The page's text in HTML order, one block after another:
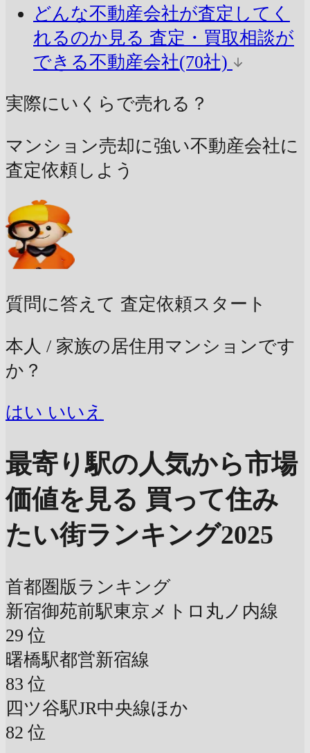
どんな不動産会社が査定してく
れるのか見る 査定・買取相談が
できる不動産会社(70社)
実際にいくらで売れる？
マンション売却に強い不動産会社に
査定依頼しよう
質問に答えて 査定依頼スタート
本人 / 家族の居住用マンションです
か？
はい いいえ
最寄り駅の人気から市場
価値を見る 買って住み
たい街ランキング2025
首都圏版ランキング
新宿御苑前駅東京メトロ丸ノ内線
29位
曙橋駅都営新宿線
83位
四ツ谷駅JR中央線ほか
82位